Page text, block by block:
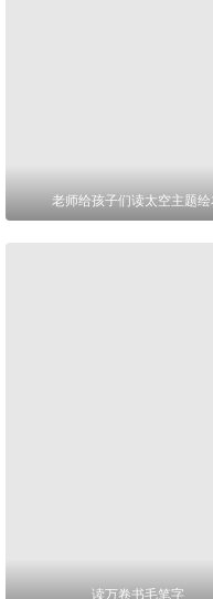
老师给孩子们读太空主题
读万卷书毛笔字